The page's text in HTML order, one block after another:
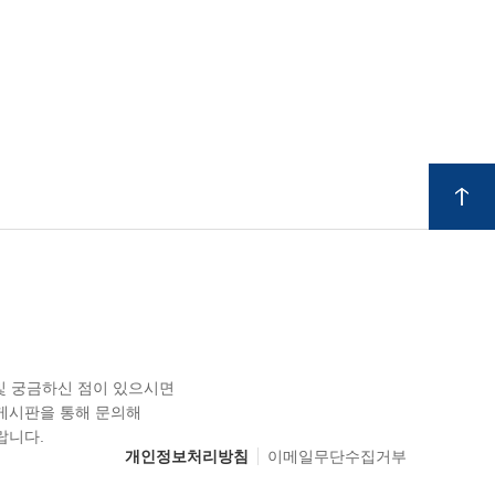
궁금하신 점이 있으시면
시판을 통해 문의해
니다.
개인정보처리방침
이메일무단수집거부